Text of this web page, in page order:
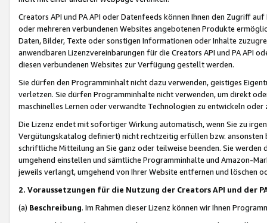
Creators API und PA API oder Datenfeeds können Ihnen den Zugriff
oder mehreren verbundenen Websites angebotenen Produkte
Daten, Bilder, Texte oder sonstigen Informationen oder Inhalte
anwendbaren Lizenzvereinbarungen für die Creators API und PA API
diesen verbundenen Websites zur Verfügung gestellt werden.
Sie dürfen den Programminhalt nicht dazu verwenden, geistiges
verletzen. Sie dürfen Programminhalte nicht verwenden, um direkt
maschinelles Lernen oder verwandte Technologien zu entwickeln
Die Lizenz endet mit sofortiger Wirkung automatisch, wenn Sie zu
Vergütungskatalog definiert) nicht rechtzeitig erfüllen bzw. ansonsten
schriftliche Mitteilung an Sie ganz oder teilweise beenden. Sie werden
umgehend einstellen und sämtliche Programminhalte und Amazon-
jeweils verlangt, umgehend von Ihrer Website entfernen und löschen
2. Voraussetzungen für die Nutzung der Creators API und der
(a) Beschreibung. Im Rahmen dieser Lizenz können wir Ihnen